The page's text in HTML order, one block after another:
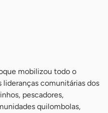
mobilizou todo o
comunitárias dos
pescadores,
quilombolas,